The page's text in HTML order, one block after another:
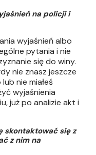
na policji i
wyjaśnień albo
pytania i nie
się do winy.
nie znasz jeszcze
nie miałeś
wyjaśnienia
już po analizie akt i
skontaktować się z
z nim na